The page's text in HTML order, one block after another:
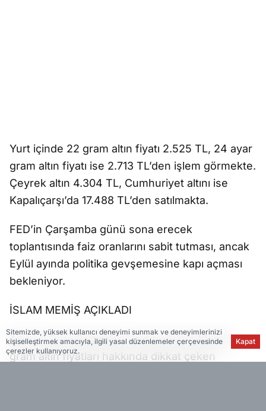
Yurt içinde 22 gram altın fiyatı 2.525 TL, 24 ayar
gram altın fiyatı ise 2.713 TL’den işlem görmekte.
Çeyrek altın 4.304 TL, Cumhuriyet altını ise
Kapalıçarşı’da 17.488 TL’den satılmakta.
FED’in Çarşamba günü sona erecek
toplantısında faiz oranlarını sabit tutması, ancak
Eylül ayında politika gevşemesine kapı açması
bekleniyor.
İSLAM MEMİŞ AÇIKLADI
Altın ve Para Piyasaları Uzmanı İslam Memiş,
gram altın fiyatları hakkında dikkat çeken
Sitemizde, yüksek kullanıcı deneyimi sunmak ve deneyimlerinizi
kişiselleştirmek amacıyla, ilgili yasal düzenlemeler çerçevesinde
çerezler kullanıyoruz.
Kapat